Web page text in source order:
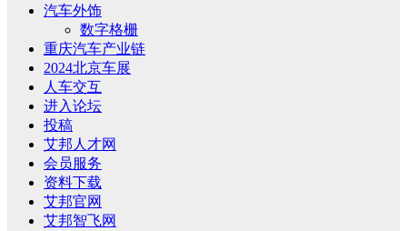
汽车外饰
数字格栅
重庆汽车产业链
2024北京车展
人车交互
进入论坛
投稿
艾邦人才网
会员服务
资料下载
艾邦官网
艾邦智飞网